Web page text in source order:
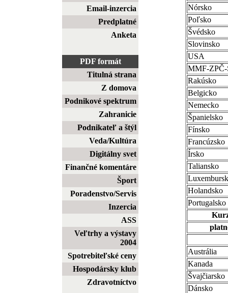
Email-inzercia
Predplatné
Anketa
PDF formát
Titulná strana
Z domova
Podnikové spektrum
Zahranicie
Podnikateľ a štýl
Veda/Kultúra
Digitálny svet
Finančné komentáre
Šport
Poradenstvo/Servis
Inzercia
ASS
Veľtrhy a výstavy
2004
Spotrebiteľské ceny
Hospodársky klub
Zdravotníctvo
Nórsko
Poľsko
Švédsko
Slovinsko
USA
MMF-
Rakúsko
Belgicko
Nemecko
Španielsko
Fínsko
Francúzsko
Írsko
Taliansko
Holandsko
Portugalsko
Austrália
Kanada
Švajčiarsko
Dánsko